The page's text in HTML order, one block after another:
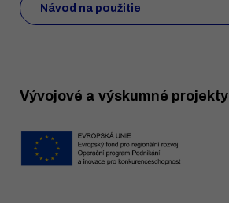
Návod na použitie
Vývojové a výskumné projekty